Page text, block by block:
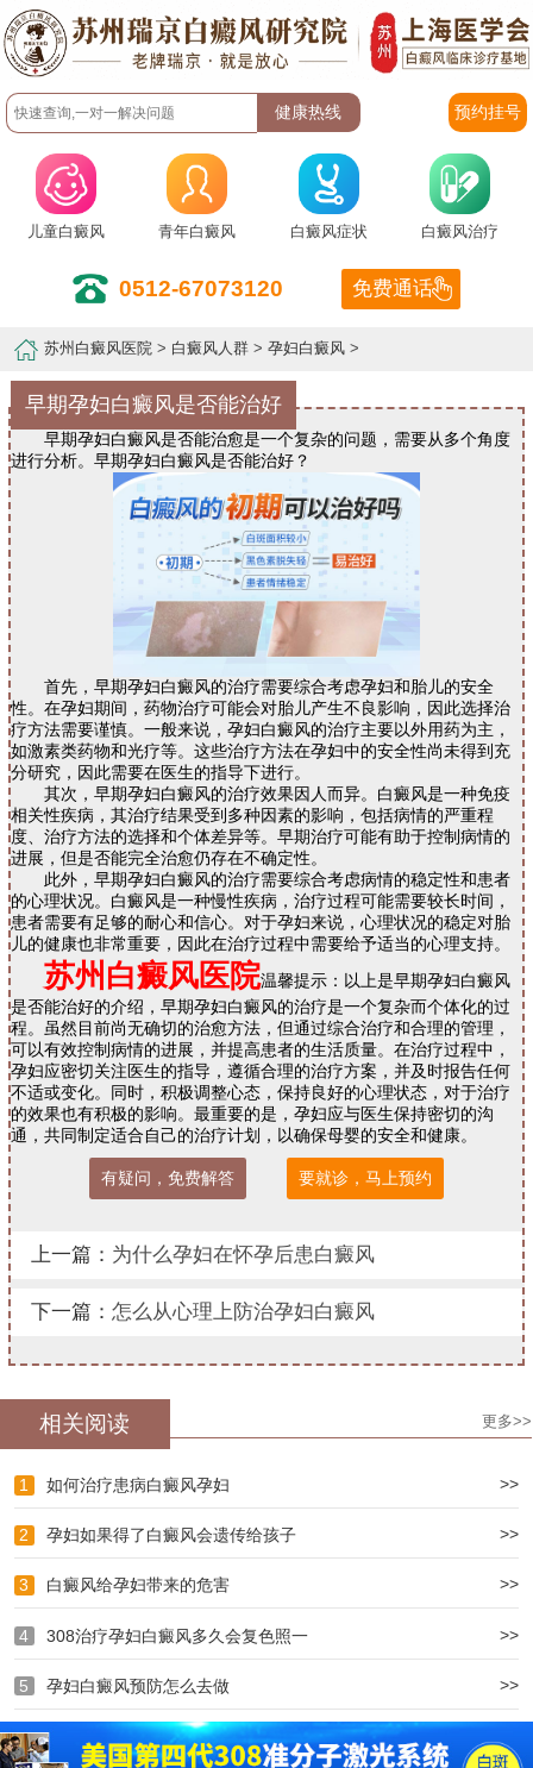
预约挂号
儿童白癜风 青年白癜风 白癜风症状 白癜风治疗
0512-67073120 免费通话
苏州白癜风医院 > 白癜风人群 >孕妇白癜风 >
早期孕妇白癜风是否能治好
早期孕妇白癜风是否能治愈是一个复杂的问题，需要从多个角度
进行分析。早期孕妇白癜风是否能治好？
首先，早期孕妇白癜风的治疗需要综合考虑孕妇和胎儿的安全
性。在孕妇期间，药物治疗可能会对胎儿产生不良影响，因此选择治
疗方法需要谨慎。一般来说，孕妇白癜风的治疗主要以外用药为主，
如激素类药物和光疗等。这些治疗方法在孕妇中的安全性尚未得到充
分研究，因此需要在医生的指导下进行。
其次，早期孕妇白癜风的治疗效果因人而异。白癜风是一种免疫
相关性疾病，其治疗结果受到多种因素的影响，包括病情的严重程
度、治疗方法的选择和个体差异等。早期治疗可能有助于控制病情的
进展，但是否能完全治愈仍存在不确定性。
此外，早期孕妇白癜风的治疗需要综合考虑病情的稳定性和患者
的心理状况。白癜风是一种慢性疾病，治疗过程可能需要较长时间，
患者需要有足够的耐心和信心。对于孕妇来说，心理状况的稳定对胎
儿的健康也非常重要，因此在治疗过程中需要给予适当的心理支持。
苏州白癜风医院温馨提示：以上是早期孕妇白癜风
是否能治好的介绍，早期孕妇白癜风的治疗是一个复杂而个体化的过
程。虽然目前尚无确切的治愈方法，但通过综合治疗和合理的管理，
可以有效控制病情的进展，并提高患者的生活质量。在治疗过程中，
孕妇应密切关注医生的指导，遵循合理的治疗方案，并及时报告任何
不适或变化。同时，积极调整心态，保持良好的心理状态，对于治疗
的效果也有积极的影响。最重要的是，孕妇应与医生保持密切的沟
通，共同制定适合自己的治疗计划，以确保母婴的安全和健康。
有疑问，免费解答 要就诊，马上预约
上一篇： 为什么孕妇在怀孕后患白癜风
下一篇： 怎么从心理上防治孕妇白癜风
相关阅读 更多>>
1 如何治疗患病白癜风孕妇 >>
2 孕妇如果得了白癜风会遗传给孩子 >>
3 白癜风给孕妇带来的危害 >>
4 308治疗孕妇白癜风多久会复色照一 >>
5 孕妇白癜风预防怎么去做 >>